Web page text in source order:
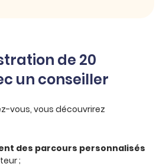
de 20
un conseiller
vous, vous découvrirez
des parcours personnalisés
;